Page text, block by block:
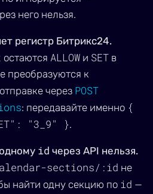
него нельзя.
регистр Битрикс24.
остаются ALLOW и SET в
преобразуются к
через POST
: передавайте именно {
"3_9" }.
id через API нельзя.
sections/:id не
найти одну секцию по id —